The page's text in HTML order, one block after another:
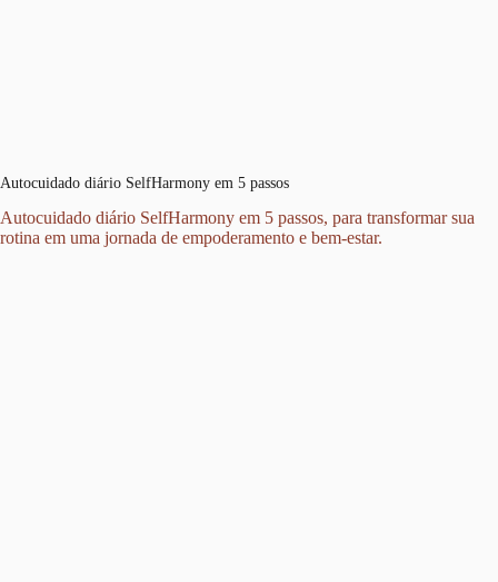
Autocuidado diário SelfHarmony em 5 passos
Autocuidado diário SelfHarmony em 5 passos, para transformar sua
rotina em uma jornada de empoderamento e bem-estar.